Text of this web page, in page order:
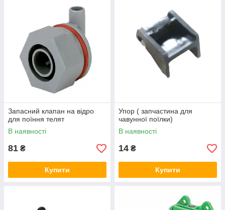
Запасний клапан на відро
для поїння телят
В наявності
81 ₴
Купити
Упор ( запчастина для
чавунної поїлки)
В наявності
14 ₴
Купити